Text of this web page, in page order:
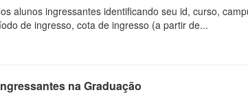
alunos ingressantes identificando seu id, curso,
de ingresso, cota de ingresso (a partir de...
na Graduação